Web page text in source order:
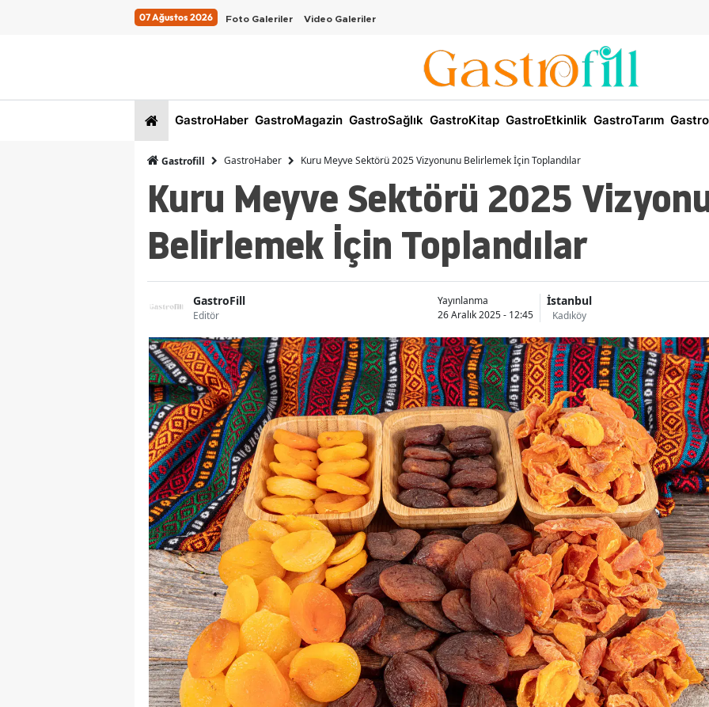
07 Ağustos 2026 Foto Galeriler Video Galeriler
GastroHaber GastroMagazin GastroSağlık GastroKitap GastroEtkinlik GastroTarım
Gastrofill GastroHaber Kuru Meyve Sektörü 2025 Vizyonunu Belirlemek İçin Toplandılar
Kuru Meyve Sektörü 2025
Belirlemek İçin Toplandılar
GastroFill
Editör
Yayınlanma
26 Aralık 2025 - 12:45
İstanbul
Kadıköy